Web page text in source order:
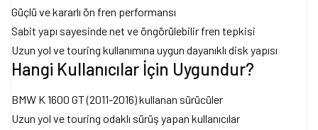
Güçlü ve kararlı ön fren performansı
Sabit yapı sayesinde net ve öngörülebilir fren tepkisi
Uzun yol ve touring kullanımına uygun dayanıklı disk yapısı
Hangi Kullanıcılar İçin Uygundur?
BMW K 1600 GT (2011-2016) kullanan sürücüler
Uzun yol ve touring odaklı sürüş yapan kullanıcılar